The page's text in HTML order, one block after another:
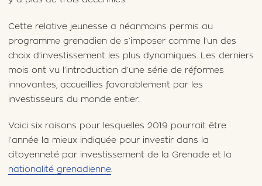
Cette relative jeunesse a néanmoins permis au
programme grenadien de s’imposer comme l’un des
choix d’investissement les plus dynamiques. Les derniers
mois ont vu l’introduction d’une série de réformes
innovantes, accueillies favorablement par les
investisseurs du monde entier.
Voici six raisons pour lesquelles 2019 pourrait être
l’année la mieux indiquée pour investir dans la
citoyenneté par investissement de la Grenade et la
nationalité grenadienne.